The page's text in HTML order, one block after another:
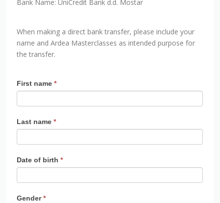
name and Ardea Masterclasses as intended purpose for
the transfer.
2022
Last name*
Date of birth*
Gender*
Female